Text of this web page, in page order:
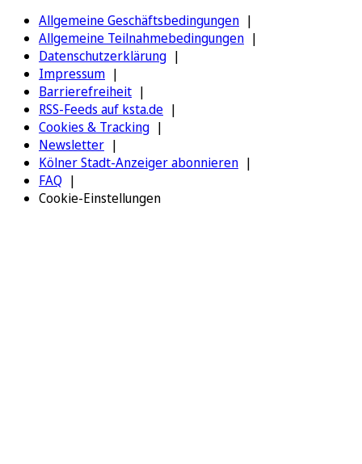
Allgemeine Geschäftsbedingungen
Allgemeine Teilnahmebedingungen
Datenschutzerklärung
Impressum
Barrierefreiheit
RSS-Feeds auf ksta.de
Cookies & Tracking
Newsletter
Kölner Stadt-Anzeiger abonnieren
FAQ
Cookie-Einstellungen